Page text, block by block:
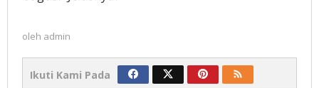
oleh admin
Ikuti Kami Pada